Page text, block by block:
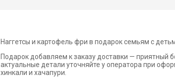
Наггетсы и картофель фри в подарок семьям с
Подарок добавляем к заказу доставки — приятный
актуальные детали уточняйте у оператора при
хинкали и хачапури.